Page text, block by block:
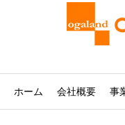
ホーム 会社概要 事